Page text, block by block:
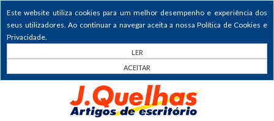
Este website utiliza cookies para um melhor desempenho e experiência dos
seus utilizadores. Ao continuar a navegar aceita a nossa Política de Cookies e
Privacidade.
LER
ACEITAR